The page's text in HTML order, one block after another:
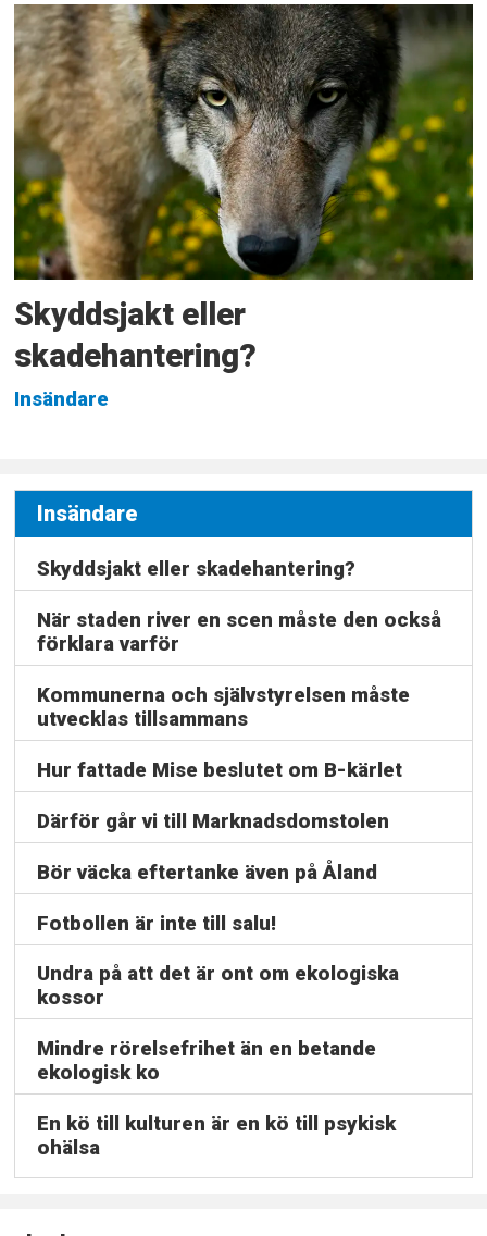
Skyddsjakt eller
skadehantering?
Insändare
Insändare
Skyddsjakt eller skadehantering?
När staden river en scen måste den också
förklara varför
Kommunerna och självstyrelsen måste
utvecklas tillsammans
Hur fattade Mise beslutet om B-kärlet
Därför går vi till Marknadsdomstolen
Bör väcka eftertanke även på Åland
Fotbollen är inte till salu!
Undra på att det är ont om ekologiska
kossor
Mindre rörelsefrihet än en betande
ekologisk ko
En kö till kulturen är en kö till psykisk
ohälsa